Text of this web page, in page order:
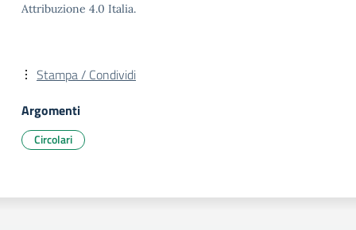
Attribuzione 4.0 Italia.
Stampa / Condividi
Argomenti
Circolari